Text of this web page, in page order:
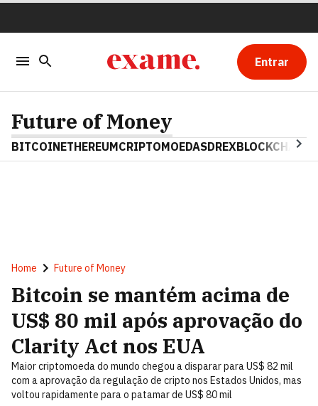
Entrar
Future of Money
BITCOINETHEREUMCRIPTOMOEDASDREXBLOCKCHAIN
Home Future of Money
Bitcoin se mantém acima de
US$ 80 mil após aprovação do
Clarity Act nos EUA
Maior criptomoeda do mundo chegou a disparar para US$ 82 mil
com a aprovação da regulação de cripto nos Estados Unidos, mas
voltou rapidamente para o patamar de US$ 80 mil